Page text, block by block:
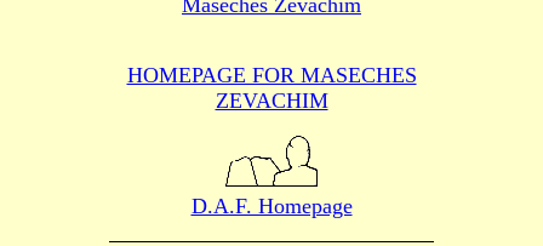
Maseches Zevachim
HOMEPAGE FOR MASECHES
ZEVACHIM
D.A.F. Homepage